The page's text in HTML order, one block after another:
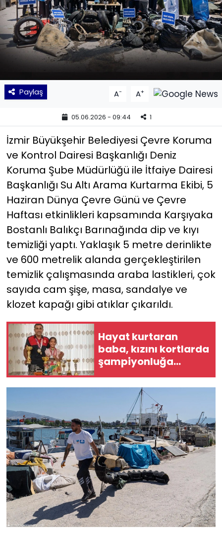
Paylaş A- A+
05.06.2026 - 09:44 1
İzmir Büyükşehir Belediyesi Çevre Koruma
ve Kontrol Dairesi Başkanlığı Deniz
Koruma Şube Müdürlüğü ile İtfaiye Dairesi
Başkanlığı Su Altı Arama Kurtarma Ekibi, 5
Haziran Dünya Çevre Günü ve Çevre
Haftası etkinlikleri kapsamında Karşıyaka
Bostanlı Balıkçı Barınağında dip ve kıyı
temizliği yaptı. Yaklaşık 5 metre derinlikte
ve 600 metrelik alanda gerçekleştirilen
temizlik çalışmasında araba lastikleri, çok
sayıda cam şişe, masa, sandalye ve
klozet kapağı gibi atıklar çıkarıldı.
Hayat kurtaran
baba, kızını kortlarda
şampiyonluğa
hazırlıyor
Siyaset
SPOR
TEKNOLOJİ
Yaşam
YEREL POLİTİKA
YEREL YÖNETİMLER
Yurt